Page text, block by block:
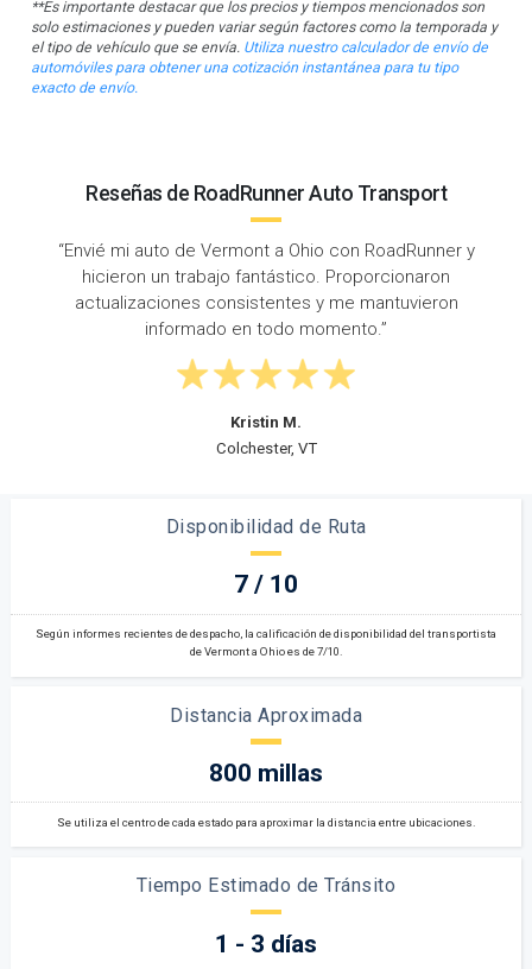
**Es importante destacar que los precios y tiempos mencionados son
solo estimaciones y pueden variar según factores como la temporada y
el tipo de vehículo que se envía. Utiliza nuestro calculador de envío de
automóviles para obtener una cotización instantánea para tu tipo
exacto de envío.
Reseñas de RoadRunner Auto Transport
“Tuve una gran experiencia con RoadRunner Auto
Transport. Envié mi Nissan Altima desde Burlington
hasta Columbus y no podría haber pedido un mejor
servicio.”
Robert K.
Burlington, VT
Disponibilidad de Ruta
7 / 10
Según informes recientes de despacho, la calificación de disponibilidad del transportista
de Vermont a Ohio es de 7/10.
Distancia Aproximada
800 millas
Se utiliza el centro de cada estado para aproximar la distancia entre ubicaciones.
Tiempo Estimado de Tránsito
1 - 3 días